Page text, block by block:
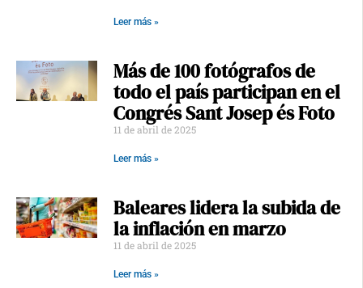
Leer más »
Más de 100 fotógrafos de
todo el país participan en el
Congrés Sant Josep és Foto
11 de abril de 2025
Leer más »
Baleares lidera la subida de
la inflación en marzo
11 de abril de 2025
Leer más »